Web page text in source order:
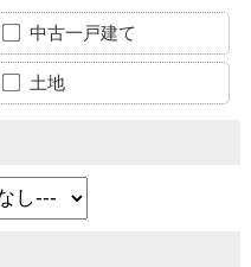
中古一戸建て
土地